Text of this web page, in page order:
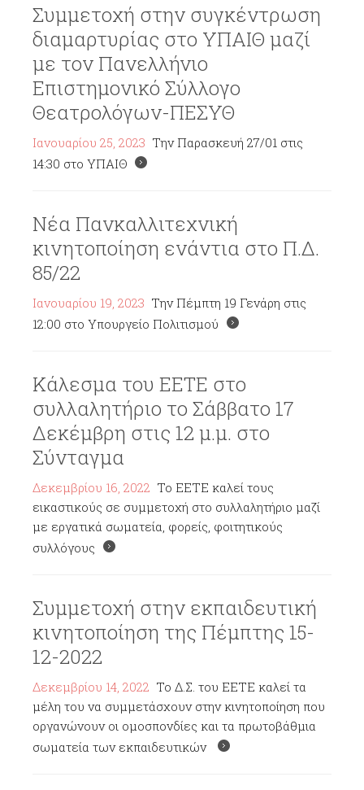
Συμμετοχή στην συγκέντρωση
διαμαρτυρίας στο ΥΠΑΙΘ μαζί
με τον Πανελλήνιο
Επιστημονικό Σύλλογο
Θεατρολόγων-ΠΕΣΥΘ
Ιανουαρίου 25, 2023 Την Παρασκευή 27/01 στις
14:30 στο ΥΠΑΙΘ
Νέα Πανκαλλιτεχνική
κινητοποίηση ενάντια στο Π.Δ.
85/22
Ιανουαρίου 19, 2023 Την Πέμπτη 19 Γενάρη στις
12:00 στο Υπουργείο Πολιτισμού
Κάλεσμα του ΕΕΤΕ στο
συλλαλητήριο το Σάββατο 17
Δεκέμβρη στις 12 μ.μ. στο
Σύνταγμα
Δεκεμβρίου 16, 2022 Το ΕΕΤΕ καλεί τους
εικαστικούς σε συμμετοχή στο συλλαλητήριο μαζί
με εργατικά σωματεία, φορείς, φοιτητικούς
συλλόγους
Συμμετοχή στην εκπαιδευτική
κινητοποίηση της Πέμπτης 15-
12-2022
Δεκεμβρίου 14, 2022 Το Δ.Σ. του ΕΕΤΕ καλεί τα
μέλη του να συμμετάσχουν στην κινητοποίηση που
οργανώνουν οι ομοσπονδίες και τα πρωτοβάθμια
σωματεία των εκπαιδευτικών